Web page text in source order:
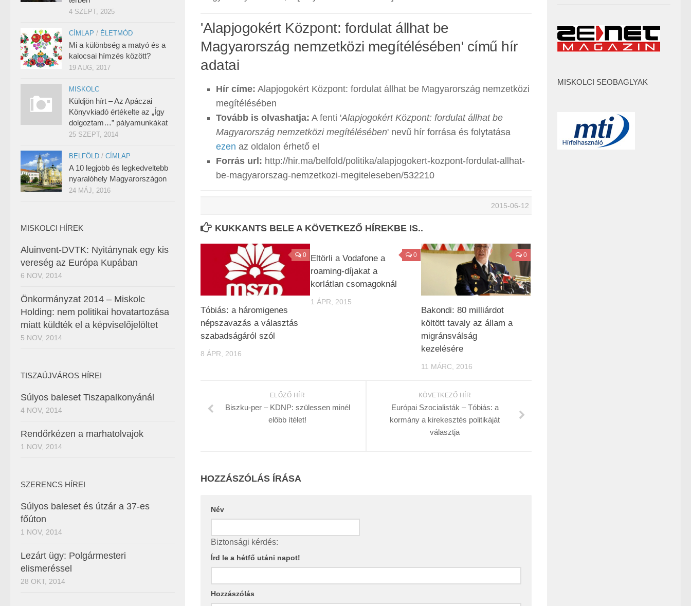
'Alapjogokért Központ: fordulat állhat be
Magyarország nemzetközi megítélésében' című hír
adatai
Hír címe: Alapjogokért Központ: fordulat állhat be Magyarország nemzetközi
megítélésében
Tovább is olvashatja: A fenti 'Alapjogokért Központ: fordulat állhat be
Magyarország nemzetközi megítélésében' nevű hír forrása és folytatása
ezen az oldalon érhető el
Forrás url: http://hir.ma/belfold/politika/alapjogokert-kozpont-fordulat-allhat-
be-magyarorszag-nemzetkozi-megiteleseben/532210
2015-06-12
KUKKANTS BELE A KÖVETKEZŐ HÍREKBE IS..
0
Tóbiás: a háromigenes
népszavazás a választás
szabadságáról szól
8 ÁPR, 2016
0
Eltörli a Vodafone a
roaming-díjakat a
korlátlan csomagoknál
1 ÁPR, 2015
0
Bakondi: 80 milliárdot
költött tavaly az állam a
migránsválság
kezelésére
11 MÁRC, 2016
KÖVETKEZŐ HÍR
Európai Szocialisták – Tóbiás: a
kormány a kirekesztés politikáját
választja
ELŐZŐ HÍR
Biszku-per – KDNP: szülessen minél
előbb ítélet!
HOZZÁSZÓLÁS ÍRÁSA
Név
Biztonsági kérdés:
Írd le a hétfő utáni napot!
Hozzászólás
4 SZEPT, 2025
CÍMLAP / ÉLETMÓD
Mi a különbség a matyó és a
kalocsai hímzés között?
19 AUG, 2017
MISKOLC
Küldjön hírt – Az Apáczai
Könyvkiadó értékelte az „Így
dolgoztam…” pályamunkákat
25 SZEPT, 2014
BELFÖLD / CÍMLAP
A 10 legjobb és legkedveltebb
nyaralóhely Magyarországon
24 MÁJ, 2016
MISKOLCI HÍREK
Aluinvent-DVTK: Nyitánynak egy kis
vereség az Európa Kupában
6 NOV, 2014
Önkormányzat 2014 – Miskolc
Holding: nem politikai hovatartozása
miatt küldték el a képviselőjelöltet
5 NOV, 2014
TISZAÚJVÁROS HÍREI
Súlyos baleset Tiszapalkonyánál
4 NOV, 2014
Rendőrkézen a marhatolvajok
1 NOV, 2014
SZERENCS HÍREI
Súlyos baleset és útzár a 37-es
főúton
1 NOV, 2014
Lezárt ügy: Polgármesteri
elismeréssel
28 OKT, 2014
MISKOLCI SEOBAGLYAK